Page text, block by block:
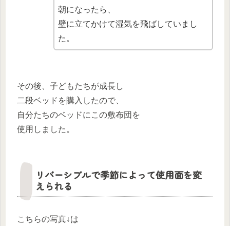
朝になったら、
壁に立てかけて湿気を飛ばしていまし
た。
その後、子どもたちが成長し
二段ベッドを購入したので、
自分たちのベッドにこの敷布団を
使用しました。
リバーシブルで季節によって使用面を変
えられる
こちらの写真↓は